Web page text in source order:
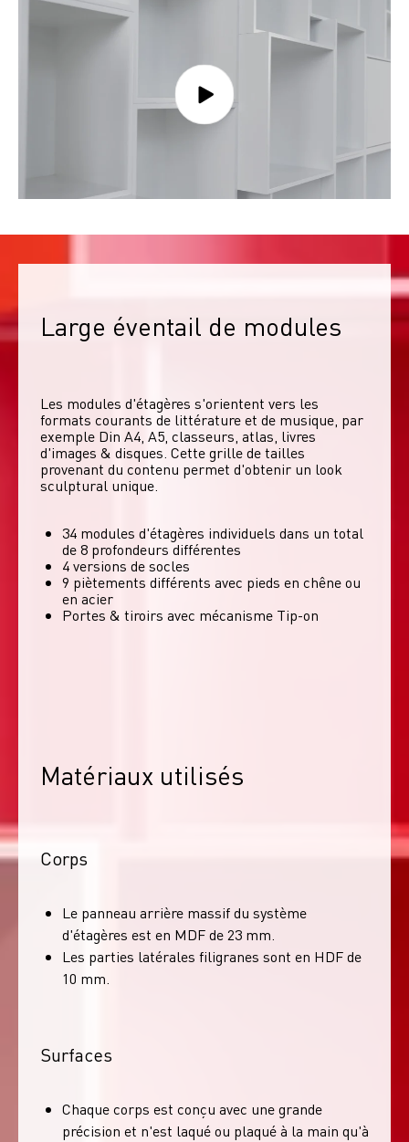
Large éventail de modules
Les modules d'étagères s'orientent vers les
formats courants de littérature et de musique, par
exemple Din A4, A5, classeurs, atlas, livres
d'images & disques. Cette grille de tailles
provenant du contenu permet d'obtenir un look
sculptural unique.
34 modules d'étagères individuels dans un total
de 8 profondeurs différentes
4 versions de socles
9 piètements différents avec pieds en chêne ou
en acier
Portes & tiroirs avec mécanisme Tip-on
Matériaux utilisés
Corps
Le panneau arrière massif du système
d'étagères est en MDF de 23 mm.
Les parties latérales filigranes sont en HDF de
10 mm.
Surfaces
Chaque corps est conçu avec une grande
précision et n'est laqué ou plaqué à la main qu'à